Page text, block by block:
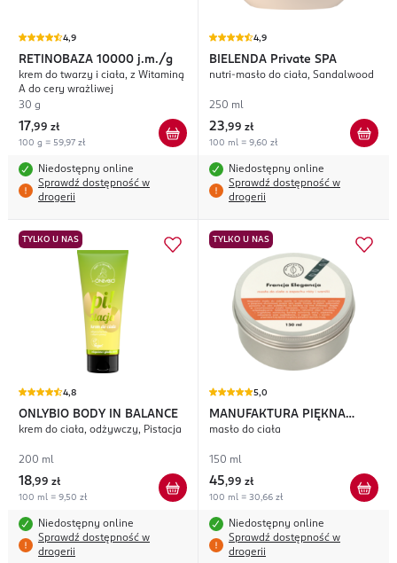
4,9
RETINOBAZA 10000 j.m./g
krem do twarzy i ciała, z Witaminą
A do cery wrażliwej
30 g
17,99 zł
100 g = 59,97 zł
Niedostępny online
Sprawdź dostępność w
drogerii
4,9
BIELENDA Private SPA
nutri-masło do ciała, Sandalwood
250 ml
23,99 zł
100 ml = 9,60 zł
Niedostępny online
Sprawdź dostępność w
drogerii
TYLKO U NAS
4,8
ONLYBIO BODY IN BALANCE
krem do ciała, odżywczy, Pistacja
200 ml
18,99 zł
100 ml = 9,50 zł
Niedostępny online
Sprawdź dostępność w
drogerii
TYLKO U NAS
5,0
MANUFAKTURA PIĘKNA
Francja Elegancja
masło do ciała
150 ml
45,99 zł
100 ml = 30,66 zł
Niedostępny online
Sprawdź dostępność w
drogerii